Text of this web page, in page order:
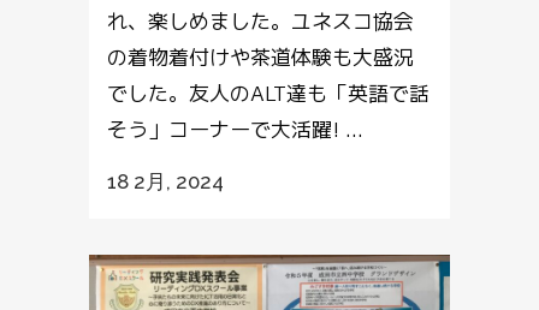
れ、楽しめました。ユネスコ協会
の着物着付けや茶道体験も大盛況
でした。友人のALT達も「英語で話
そう」コーナーで大活躍! ...
18 2月, 2024